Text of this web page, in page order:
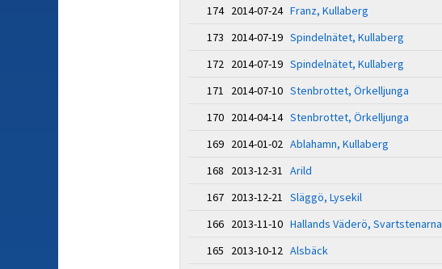
174 2014-07-24 Franz, Kullaberg
173 2014-07-19 Spindelnätet, Kullaberg
172 2014-07-19 Spindelnätet, Kullaberg
171 2014-07-10 Stenbrottet, Örkelljunga
170 2014-04-14 Stenbrottet, Örkelljunga
169 2014-01-02 Ablahamn, Kullaberg
168 2013-12-31 Arild
167 2013-12-21 Släggö, Lysekil
166 2013-11-10 Hallands Väderö, Svartstenarna
165 2013-10-12 Alsbäck